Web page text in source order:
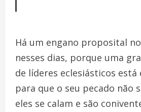
Há um engano proposital
nesses dias, porque uma
de líderes eclesiásticos
para que o seu pecado não
eles se calam e são